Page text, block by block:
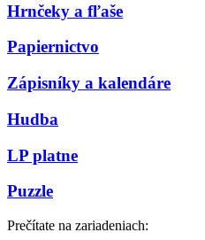
Hrnčeky a fľaše
Papiernictvo
Zápisníky a kalendáre
Hudba
LP platne
Puzzle
Prečítate na zariadeniach: